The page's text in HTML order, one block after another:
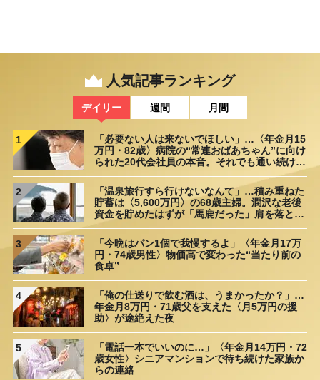
人気記事ランキング
デイリー 週間 月間
1
「必要ない人は来ないでほしい」…〈年金月15
万円・82歳〉病院の“常連おばあちゃん”に向け
られた20代会社員の本音。それでも通い続ける
2
「温泉旅行すら行けないなんて」…積み重ねた
貯蓄は〈5,600万円〉の68歳主婦。潤沢な老後
資金を貯めたはずが「馬鹿だった」肩を落とす
3
「今晩はパン1個で我慢するよ」〈年金月17万
円・74歳男性〉物価高で変わった“当たり前の
食卓”
4
「俺の仕送りで飲む酒は、うまかったか？」…
年金月8万円・71歳父を支えた〈月5万円の援
助〉が途絶えた夜
5
「電話一本でいいのに…」〈年金月14万円・72
歳女性〉シニアマンションで待ち続けた家族か
らの連絡